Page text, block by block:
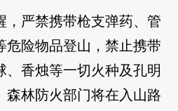
，严禁携带枪支弹药、管
危险物品登山，禁止携带
、香烛等一切火种及孔明
森林防火部门将在入山路